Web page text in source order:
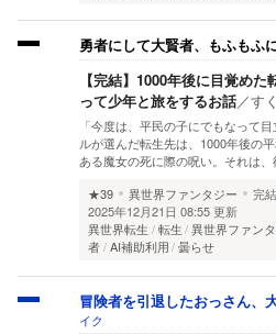
勇者にして大賢者、もふもふに
【完結】1000年後に目覚め
って少年と旅をするお話／す
「今度は、平民の子にでもなって
ルが選んだ転生先は、1000年後の
ある魔女の死に際の呪い。それは
★39
異世界ファンタジー 完
2025年12月21日 08:55 更新
異世界転生
転生 異世界ファン
者 AI補助利用 曇らせ
冒険者を引退したおっさん、
イク